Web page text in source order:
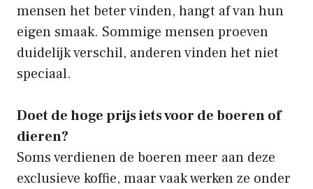
mensen het beter vinden, hangt af van hun
eigen smaak. Sommige mensen proeven
duidelijk verschil, anderen vinden het niet
speciaal.
Doet de hoge prijs iets voor de boeren of
dieren?
Soms verdienen de boeren meer aan deze
exclusieve koffie, maar vaak werken ze onder